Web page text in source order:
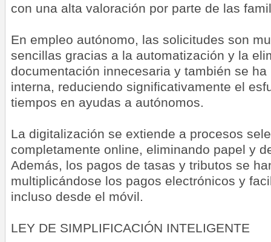
con una alta valoración por parte de las
En empleo autónomo, las solicitudes son
sencillas gracias a la automatización y la
documentación innecesaria y también se
interna, reduciendo significativamente el
tiempos en ayudas a autónomos.
La digitalización se extiende a procesos
completamente online, eliminando papel y
Además, los pagos de tasas y tributos se
multiplicándose los pagos electrónicos y
incluso desde el móvil.
LEY DE SIMPLIFICACIÓN INTELIGENTE